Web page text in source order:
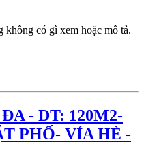
có gì xem hoặc mô tả.
- DT: 120M2-
PHỐ- VỈA HÈ -